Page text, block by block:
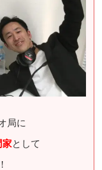
局に
家として